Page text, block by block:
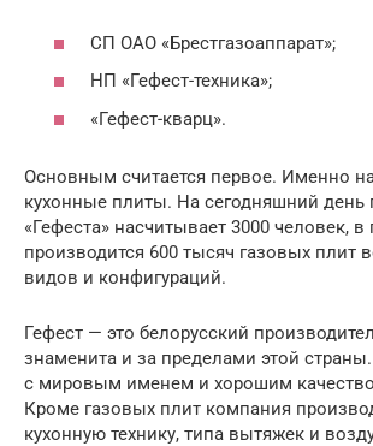
СП ОАО «Брестгазоаппарат»;
НП «Гефест-техника»;
«Гефест-кварц».
Основным считается первое. Именно
кухонные плиты. На сегодняшний день
«Гефеста» насчитывает 3000 человек, в
производится 600 тысяч газовых плит
видов и конфигураций.
Гефест — это белорусский
знаменита и за пределами этой
с мировым именем и хорошим
Кроме газовых плит компания
кухонную технику, типа вытяжек и